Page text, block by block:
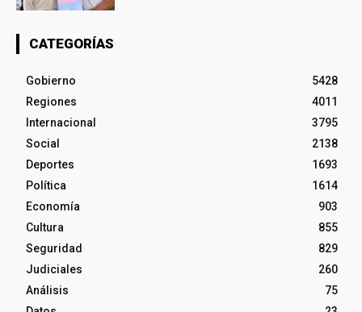
CATEGORÍAS
Gobierno
5428
Regiones
4011
Internacional
3795
Social
2138
Deportes
1693
Política
1614
Economía
903
Cultura
855
Seguridad
829
Judiciales
260
Análisis
75